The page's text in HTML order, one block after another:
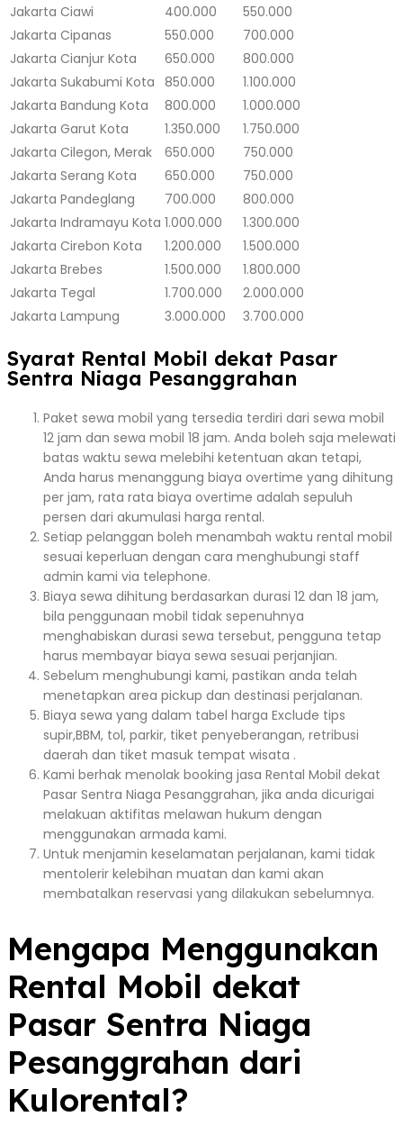
Jakarta Ciawi 400.000
550.000
Jakarta Cipanas 550.000
700.000
Jakarta Cianjur Kota 650.000
800.000
Jakarta Sukabumi Kota 850.000
1.100.000
Jakarta Bandung Kota 800.000
1.000.000
Jakarta Garut Kota 1.350.000
1.750.000
Jakarta Cilegon, Merak 650.000
750.000
Jakarta Serang Kota 650.000
750.000
Jakarta Pandeglang 700.000
800.000
Jakarta Indramayu Kota 1.000.000
1.300.000
Jakarta Cirebon Kota 1.200.000
1.500.000
Jakarta Brebes 1.500.000
1.800.000
Jakarta Tegal 1.700.000
2.000.000
Jakarta Lampung 3.000.000 3.700.000
Syarat Rental Mobil dekat Pasar
Sentra Niaga Pesanggrahan
Paket sewa mobil yang tersedia terdiri dari sewa mobil
12 jam dan sewa mobil 18 jam. Anda boleh saja melewati
batas waktu sewa melebihi ketentuan akan tetapi,
Anda harus menanggung biaya overtime yang dihitung
per jam, rata rata biaya overtime adalah sepuluh
persen dari akumulasi harga rental.
Setiap pelanggan boleh menambah waktu rental mobil
sesuai keperluan dengan cara menghubungi staff
admin kami via telephone.
Biaya sewa dihitung berdasarkan durasi 12 dan 18 jam,
bila penggunaan mobil tidak sepenuhnya
menghabiskan durasi sewa tersebut, pengguna tetap
harus membayar biaya sewa sesuai perjanjian.
Sebelum menghubungi kami, pastikan anda telah
menetapkan area pickup dan destinasi perjalanan.
Biaya sewa yang dalam tabel harga Exclude tips
supir,BBM, tol, parkir, tiket penyeberangan, retribusi
daerah dan tiket masuk tempat wisata .
Kami berhak menolak booking jasa Rental Mobil dekat
Pasar Sentra Niaga Pesanggrahan, jika anda dicurigai
melakuan aktifitas melawan hukum dengan
menggunakan armada kami.
Untuk menjamin keselamatan perjalanan, kami tidak
mentolerir kelebihan muatan dan kami akan
membatalkan reservasi yang dilakukan sebelumnya.
Mengapa Menggunakan
Rental Mobil dekat
Pasar Sentra Niaga
Pesanggrahan dari
Kulorental?